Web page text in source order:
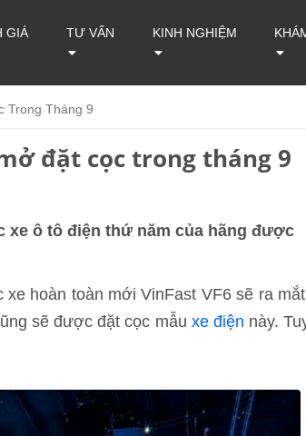
GIÁ TƯ VẤN KINH NGHIỆM
Trong Tháng 9
đặt cọc trong tháng 9
xe ô tô điện thứ năm của hãng được
hoàn toàn mới VinFast VF6 sẽ ra
sẽ được đặt cọc mẫu xe điện này.